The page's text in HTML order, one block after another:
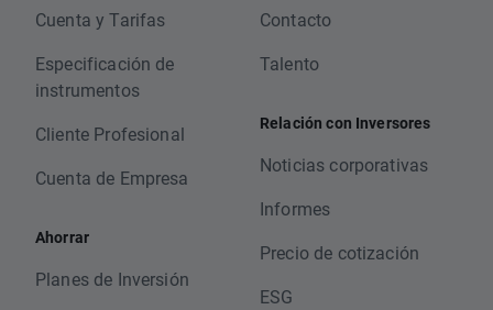
Cuenta y Tarifas
Especificación de
instrumentos
Cliente Profesional
Cuenta de Empresa
Ahorrar
Planes de Inversión
Contacto
Talento
Relación con Inversores
Noticias corporativas
Informes
Precio de cotización
ESG